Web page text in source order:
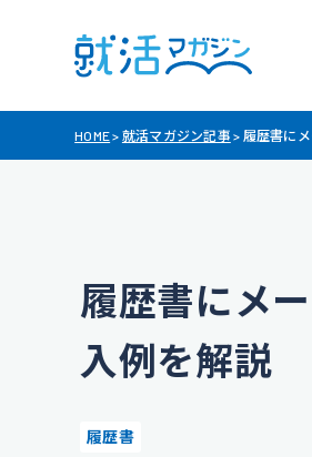
HOME> 就活マガジン記事 > 履歴書に
履歴書にメ
入例を解説
履歴書